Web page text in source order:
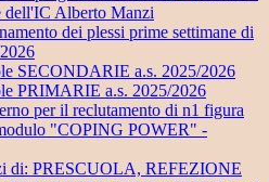
dell'IC Alberto Manzi
dei plessi prime settimane di
SECONDARIE a.s. 2025/2026
PRIMARIE a.s. 2025/2026
per il reclutamento di n1 figura
"COPING POWER" -
di: PRESCUOLA, REFEZIONE